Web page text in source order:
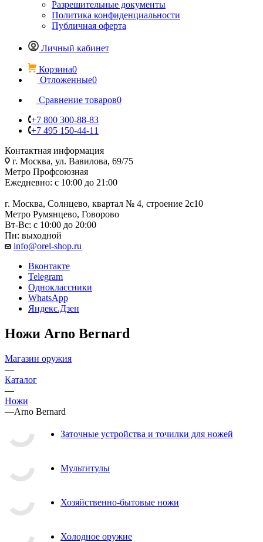
Разрешительные документы
Политика конфиденциальности
Публичная оферта
Личный кабинет
Корзина0
Отложенные0
Сравнение товаров0
+7 800 300-88-83
+7 495 150-44-11
Контактная информация
г. Москва, ул. Вавилова, 69/75
Метро Профсоюзная
Ежедневно: с 10:00 до 21:00
г. Москва, Солнцево, квартал № 4, строение 2с10
Метро Румянцево, Говорово
Вт-Вс: с 10:00 до 20:00
Пн: выходной
info@orel-shop.ru
Вконтакте
Telegram
Одноклассники
WhatsApp
Яндекс.Дзен
Ножи Arno Bernard
Магазин оружия
—
Каталог
—
Ножи
—Arno Bernard
Заточные устройства и точилки для ножей
Мультитулы
Хозяйственно-бытовые ножи
Холодное оружие